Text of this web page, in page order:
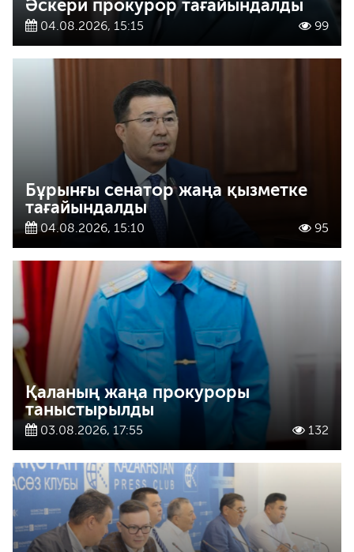
Әскери прокурор тағайындалды
04.08.2026, 15:15 99
Бұрынғы сенатор жаңа қызметке
тағайындалды
04.08.2026, 15:10 95
Қаланың жаңа прокуроры
таныстырылды
03.08.2026, 17:55 132